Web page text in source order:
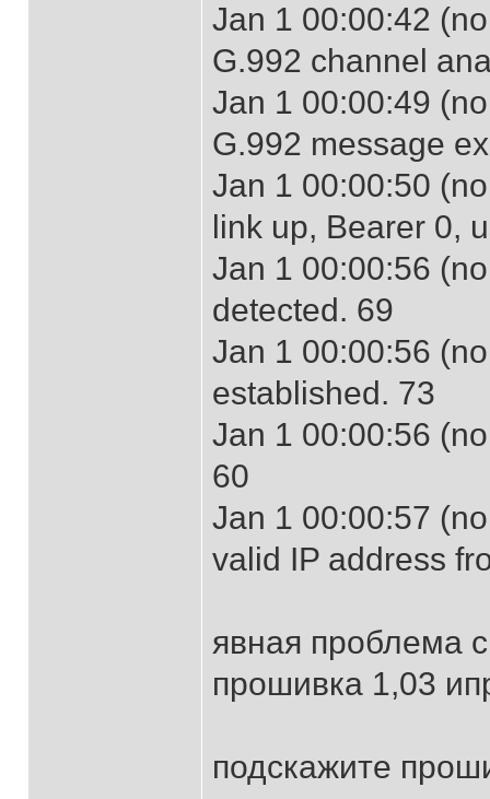
Jan 1 00:00:42
G.992 channel
Jan 1 00:00:49
G.992 message
Jan 1 00:00:50
link up, Bearer 0,
Jan 1 00:00:56
detected. 69
Jan 1 00:00:56
established. 73
Jan 1 00:00:56
60
Jan 1 00:00:57
valid IP address
явная проблема
прошивка 1,03
подскажите